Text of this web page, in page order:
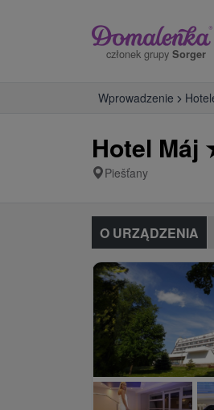
członek grupy Sorger
Wprowadzenie
Hotel Máj
Piešťany
O URZĄDZENIA